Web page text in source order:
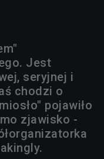
Jest
seryjnej i
chodzi o
pojawiło
zjawisko -